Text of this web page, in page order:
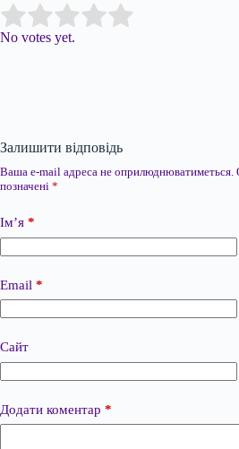
Rate this item:
No votes yet.
Залишити відповідь
Ваша e-mail адреса не оприлюднюватиметься.
позначені *
Ім’я *
Email *
Сайт
Додати коментар *